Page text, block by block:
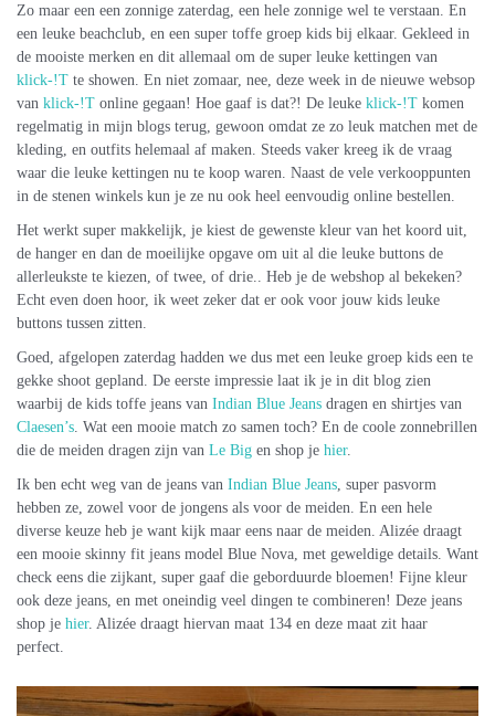
Zo maar een een zonnige zaterdag, een hele zonnige wel te verstaan. En
een leuke beachclub, en een super toffe groep kids bij elkaar. Gekleed in
de mooiste merken en dit allemaal om de super leuke kettingen van
klick-!T te showen. En niet zomaar, nee, deze week in de nieuwe websop
van klick-!T online gegaan! Hoe gaaf is dat?! De leuke klick-!T komen
regelmatig in mijn blogs terug, gewoon omdat ze zo leuk matchen met de
kleding, en outfits helemaal af maken. Steeds vaker kreeg ik de vraag
waar die leuke kettingen nu te koop waren. Naast de vele verkooppunten
in de stenen winkels kun je ze nu ook heel eenvoudig online bestellen.
Het werkt super makkelijk, je kiest de gewenste kleur van het koord uit,
de hanger en dan de moeilijke opgave om uit al die leuke buttons de
allerleukste te kiezen, of twee, of drie.. Heb je de webshop al bekeken?
Echt even doen hoor, ik weet zeker dat er ook voor jouw kids leuke
buttons tussen zitten.
Goed, afgelopen zaterdag hadden we dus met een leuke groep kids een te
gekke shoot gepland. De eerste impressie laat ik je in dit blog zien
waarbij de kids toffe jeans van Indian Blue Jeans dragen en shirtjes van
Claesen’s . Wat een mooie match zo samen toch? En de coole zonnebrillen
die de meiden dragen zijn van Le Big en shop je hier.
Ik ben echt weg van de jeans van Indian Blue Jeans , super pasvorm
hebben ze, zowel voor de jongens als voor de meiden. En een hele
diverse keuze heb je want kijk maar eens naar de meiden. Alizée draagt
een mooie skinny fit jeans model Blue Nova, met geweldige details. Want
check eens die zijkant, super gaaf die geborduurde bloemen! Fijne kleur
ook deze jeans, en met oneindig veel dingen te combineren! Deze jeans
shop je hier. Alizée draagt hiervan maat 134 en deze maat zit haar
perfect.